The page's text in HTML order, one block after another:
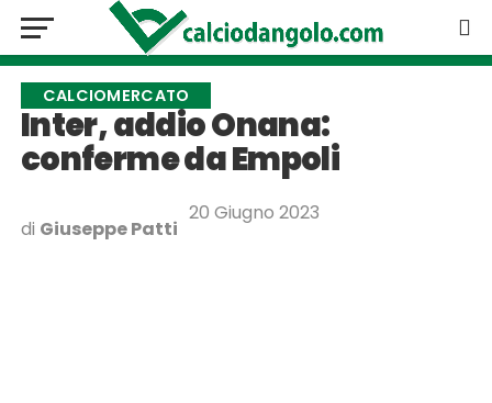
CALCIOMERCATO
Inter, addio Onana:
conferme da Empoli
di Giuseppe Patti
20 Giugno 2023